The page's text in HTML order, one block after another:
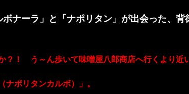
ボナーラ」と「ナポリタン」が出会った、
？！ う～ん歩いて味噌屋八郎商店へ行くより近
ポリタンカルボ）」。